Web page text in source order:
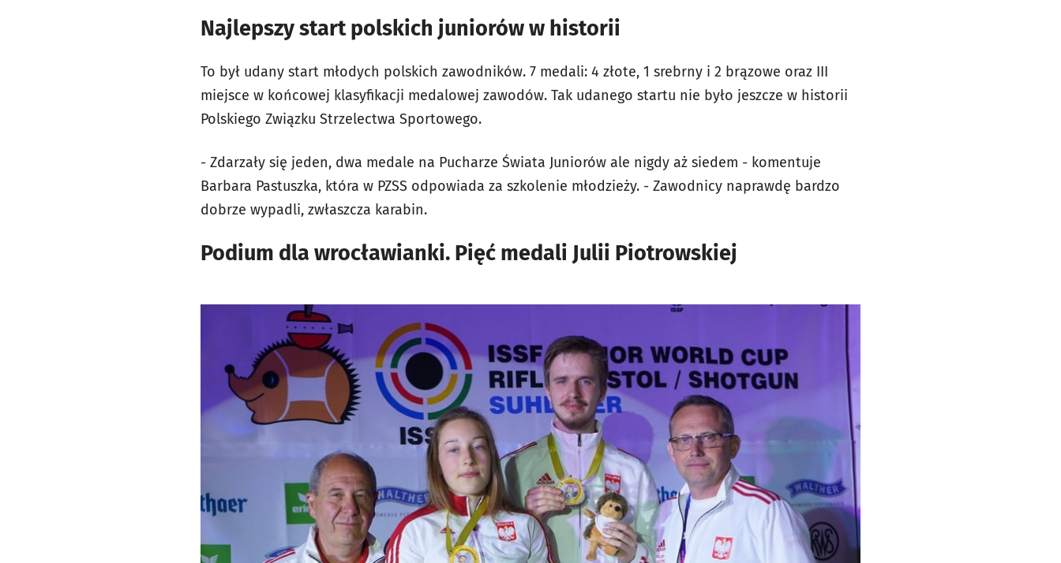
Najlepszy start polskich juniorów w historii
To był udany start młodych polskich zawodników. 7 medali: 4 złote, 1 srebrny i 2 brązowe oraz III
miejsce w końcowej klasyfikacji medalowej zawodów. Tak udanego startu nie było jeszcze w historii
Polskiego Związku Strzelectwa Sportowego.
- Zdarzały się jeden, dwa medale na Pucharze Świata Juniorów ale nigdy aż siedem - komentuje
Barbara Pastuszka, która w PZSS odpowiada za szkolenie młodzieży. - Zawodnicy naprawdę bardzo
dobrze wypadli, zwłaszcza karabin.
Podium dla wrocławianki. Pięć medali Julii Piotrowskiej